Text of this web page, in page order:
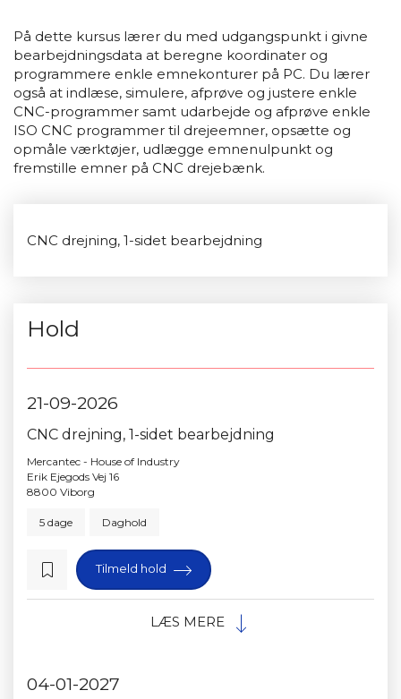
På dette kursus lærer du med udgangspunkt i givne
bearbejdningsdata at beregne koordinater og
programmere enkle emnekonturer på PC. Du lærer
også at indlæse, simulere, afprøve og justere enkle
CNC-programmer samt udarbejde og afprøve enkle
ISO CNC programmer til drejeemner, opsætte og
opmåle værktøjer, udlægge emnenulpunkt og
fremstille emner på CNC drejebænk.
CNC drejning, 1-sidet bearbejdning
Hold
21-09-2026
CNC drejning, 1-sidet bearbejdning
Mercantec - House of Industry
Erik Ejegods Vej 16
8800 Viborg
5 dage Daghold
Tilmeld hold
LÆS MERE
04-01-2027